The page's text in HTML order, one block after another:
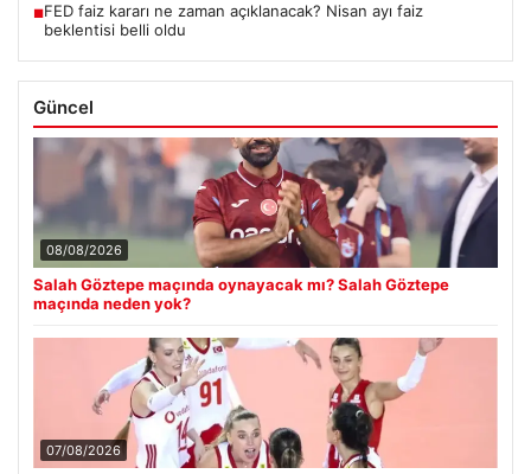
■FED faiz kararı ne zaman açıklanacak? Nisan ayı faiz
beklentisi belli oldu
Güncel
08/08/2026
Salah Göztepe maçında oynayacak mı? Salah Göztepe
maçında neden yok?
07/08/2026